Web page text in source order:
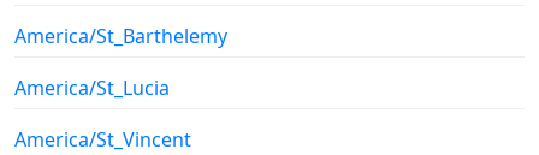
America/St_Barthelemy
America/St_Lucia
America/St_Vincent